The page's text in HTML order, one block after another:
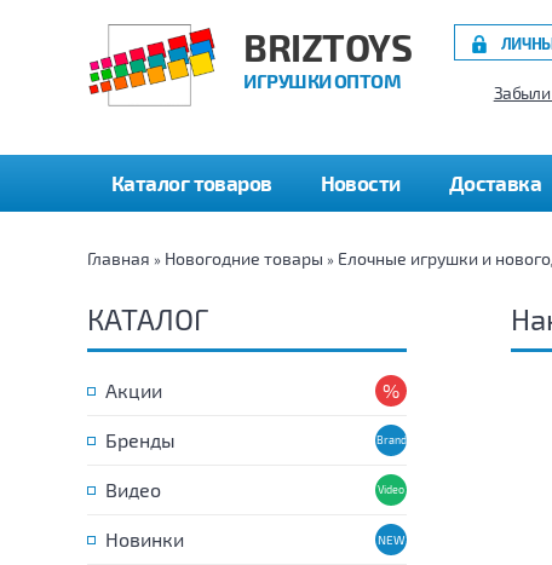
BRIZTOYS
ИГРУШКИ ОПТОМ
Забыли
Каталог товаров Новости Доставка
Главная » Новогодние товары » Елочные игрушки и
КАТАЛОГ
Акции
Бренды
Видео
Новинки